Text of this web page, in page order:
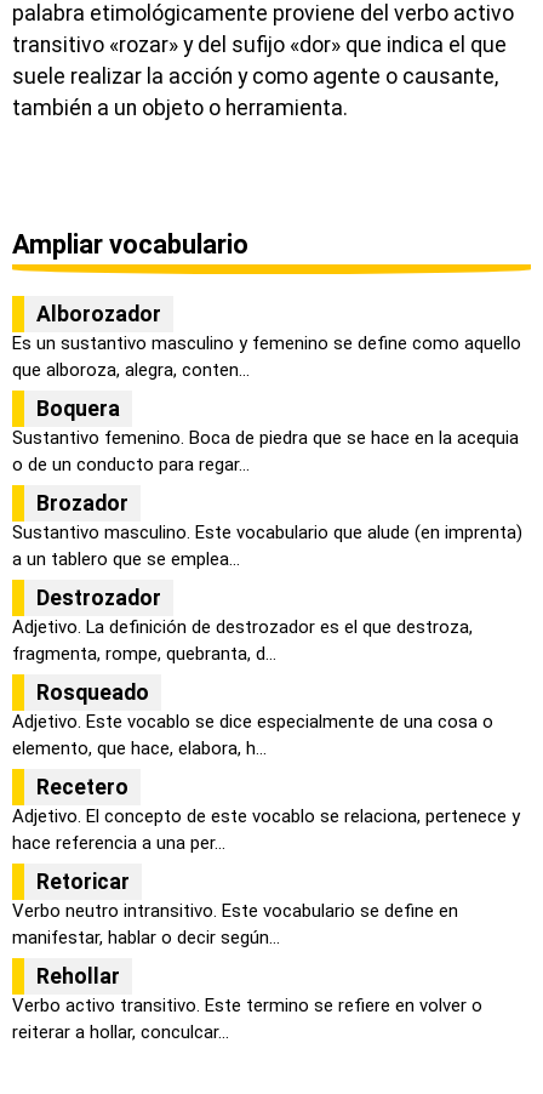
palabra etimológicamente proviene del verbo activo
transitivo «rozar» y del sufijo «dor» que indica el que
suele realizar la acción y como agente o causante,
también a un objeto o herramienta.
Ampliar vocabulario
Alborozador
Es un sustantivo masculino y femenino se define como aquello
que alboroza, alegra, conten...
Boquera
Sustantivo femenino. Boca de piedra que se hace en la acequia
o de un conducto para regar...
Brozador
Sustantivo masculino. Este vocabulario que alude (en imprenta)
a un tablero que se emplea...
Destrozador
Adjetivo. La definición de destrozador es el que destroza,
fragmenta, rompe, quebranta, d...
Rosqueado
Adjetivo. Este vocablo se dice especialmente de una cosa o
elemento, que hace, elabora, h...
Recetero
Adjetivo. El concepto de este vocablo se relaciona, pertenece y
hace referencia a una per...
Retoricar
Verbo neutro intransitivo. Este vocabulario se define en
manifestar, hablar o decir según...
Rehollar
Verbo activo transitivo. Este termino se refiere en volver o
reiterar a hollar, conculcar...